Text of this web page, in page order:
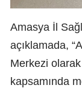
Amasya İl
açıklamada,
Merkezi
kapsamında